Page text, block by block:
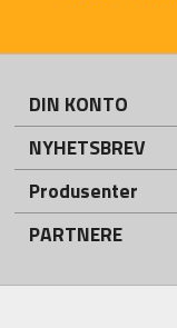
DIN KONTO
NYHETSBREV
Produsenter
PARTNERE